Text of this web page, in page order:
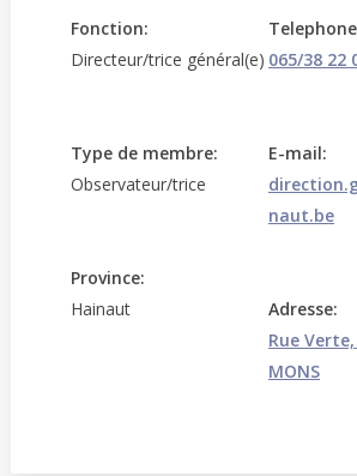
Fonction:
Directeur/trice général(e)
Type de membre:
Observateur/trice
Province:
Hainaut
065/38 22
E-mail:
naut.be
Adresse:
Rue
MONS